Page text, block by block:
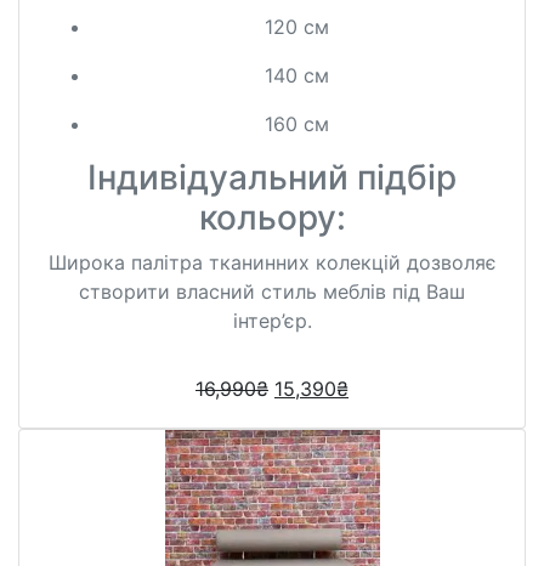
120 см
140 см
160 см
Індивідуальний підбір
кольору:
Широка палітра тканинних колекцій дозволяє
створити власний стиль меблів під Ваш
інтер’єр.
16,990₴ 15,390₴